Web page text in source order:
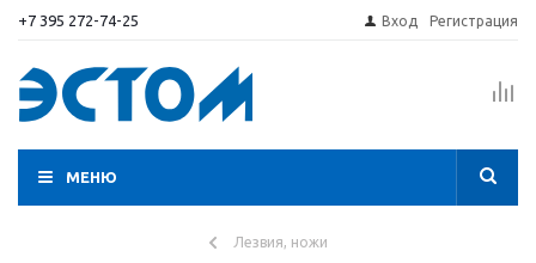
+7 395 272-74-25 Вход Регистрация
МЕНЮ
Лезвия, ножи